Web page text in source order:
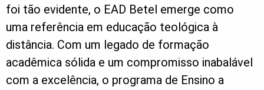
foi tão evidente, o EAD Betel emerge como
uma referência em educação teológica à
distância. Com um legado de formação
acadêmica sólida e um compromisso inabalável
com a excelência, o programa de Ensino a